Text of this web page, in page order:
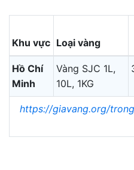
Khu vực Loại vàng
Hồ Chí
Minh
Vàng SJC 1L,
10L, 1KG
https://giavang.org/